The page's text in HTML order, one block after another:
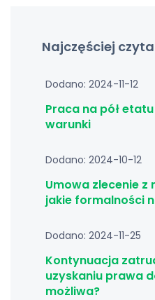
Najczęściej
Dodano: 2024-11-12
Praca na pół
warunki
Dodano: 2024-10-12
Umowa zlecenie z
jakie formalności
Dodano: 2024-11-25
Kontynuacja
uzyskaniu prawa
możliwa?